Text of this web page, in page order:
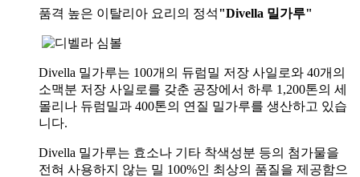
품격 높은 이탈리아 요리의 정석"Divella 밀가루"
Divella 밀가루는 100개의 듀럼밀 저장 사일로와 40개의
소맥분 저장 사일로를 갖춘 공장에서 하루 1,200톤의 세
몰리나 듀럼밀과 400톤의 연질 밀가루를 생산하고 있습
니다.
Divella 밀가루는 효소나 기타 착색성분 등의 첨가물을
전혀 사용하지 않는 밀 100%인 최상의 품질을 제공함으